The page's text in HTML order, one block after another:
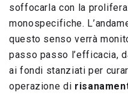
soffocarla con la
monospecifiche.
questo senso verrà
passo passo l’efficacia,
ai fondi stanziati per
operazione di